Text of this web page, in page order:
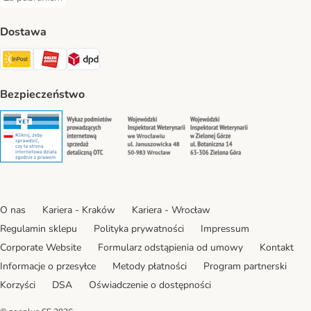
Za pobraniem Payment Method
Dostawa
Paczkomat® Shipping Method
ORLEN Paczka Shipping Method
DPD Shipping Method
Bezpieczeństwo
Security Security Security
O nas Kariera - Kraków
Kariera - Wrocław
Regulamin sklepu
Polityka prywatności
Impressum
Corporate Website
Formularz odstąpienia od umowy
Kontakt
Informacje o przesyłce
Metody płatności
Program partnerski
Korzyści
DSA Oświadczenie o dostępności